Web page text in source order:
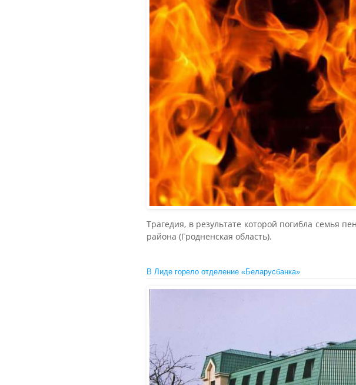
Трагедия, в результате которой погибла семья
района (Гродненская область).
В Лиде горело отделение «Беларусбанка»